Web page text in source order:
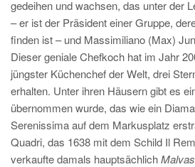
gedeihen und wachsen, das unter der
– er ist der Präsident einer Gruppe,
finden ist – und Massimiliano (Max)
Dieser geniale Chefkoch hat im Jahr
jüngster Küchenchef der Welt, drei
erhalten. Unter ihren Häusern gibt es
übernommen wurde, das wie ein
Serenissima auf dem Markusplatz
Quadri, das 1638 mit dem Schild Il
verkaufte damals hauptsächlich